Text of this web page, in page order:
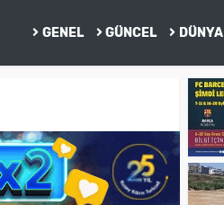
GENEL GÜNCEL DÜNYA